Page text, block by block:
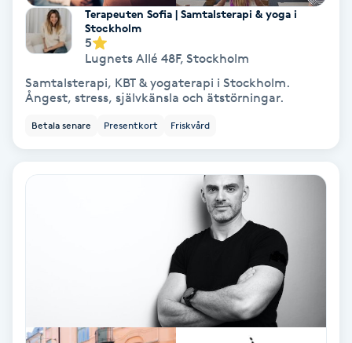
Spa-manikyr
Spa-pedikyr
Spraytan
Sugaring
Tuina-massage
Terapeuten Sofia | Samtalsterapi & yoga i
Stockholm
5
Lugnets Allé 48F, Stockholm
Samtalsterapi, KBT & yogaterapi i Stockholm.
Ångest, stress, självkänsla och ätstörningar.
Betala senare Presentkort Friskvård